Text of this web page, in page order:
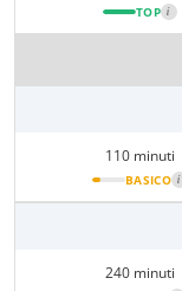
TOP i
110 minuti
BASICO i
240 minuti